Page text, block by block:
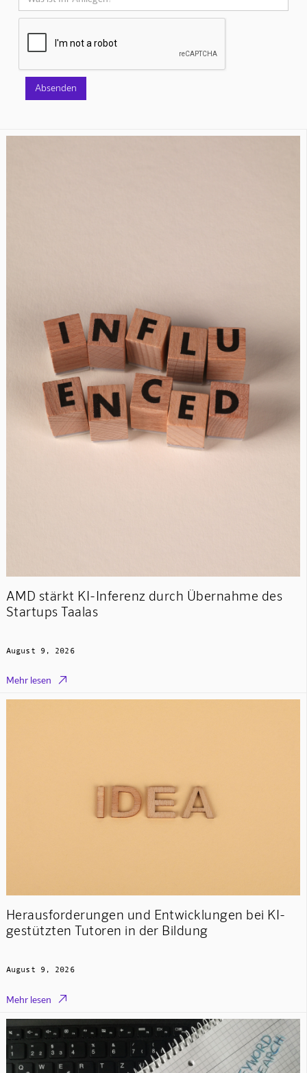
AMD stärkt KI-Inferenz durch Übernahme des
Startups Taalas
August 9, 2026
Mehr lesen 
Herausforderungen und Entwicklungen bei KI-
gestützten Tutoren in der Bildung
August 9, 2026
Mehr lesen 